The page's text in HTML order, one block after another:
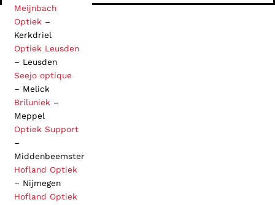
Meijnbach
Optiek –
Kerkdriel
Optiek Leusden
– Leusden
Seejo optique
– Melick
Briluniek –
Meppel
Optiek Support
–
Middenbeemster
Hofland Optiek
– Nijmegen
Hofland Optiek